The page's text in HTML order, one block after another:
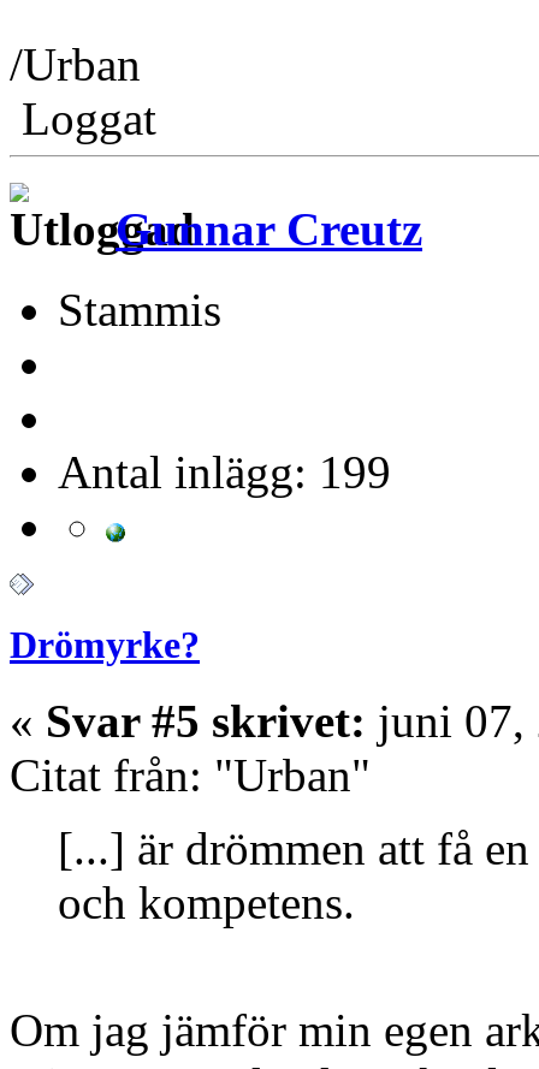
/Urban
Loggat
Gunnar Creutz
Stammis
Antal inlägg: 199
Drömyrke?
« Svar #5 skrivet: juni 07,
Citat från: "Urban"
[...] är drömmen att få
och kompetens.
Om jag jämför min egen